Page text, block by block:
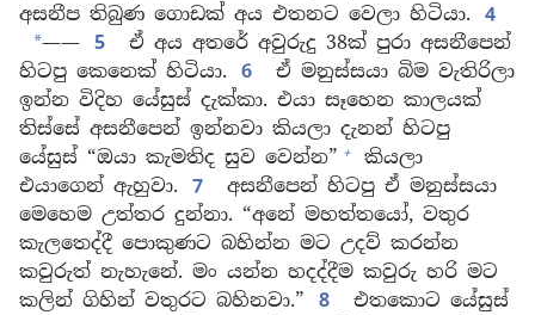
අසනීප තිබුණ ගොඩක් අය එතනට වෙලා හිටියා.
4
*—— 5
ඒ අය අතරේ අවුරුදු 38ක් පුරා අසනීපෙන්
හිටපු කෙනෙක් හිටියා.
6
ඒ මනුස්සයා බිම වැතිරිලා
ඉන්න විදිහ යේසුස් දැක්කා. එයා සෑහෙන කාලයක්
තිස්සේ අසනීපෙන් ඉන්නවා කියලා දැනන් හිටපු
යේසුස් “ඔයා කැමතිද සුව වෙන්න” +
කියලා
එයාගෙන් ඇහුවා.
7
අසනීපෙන් හිටපු ඒ මනුස්සයා
මෙහෙම උත්තර දුන්නා. “අනේ මහත්තයෝ, වතුර
කැලතෙද්දී පොකුණට බහින්න මට උදව් කරන්න
කවුරුත් නැහැනේ. මං යන්න හදද්දීම කවුරු හරි මට
කලින් ගිහින් වතුරට බහිනවා.”
8
එතකොට යේසුස්